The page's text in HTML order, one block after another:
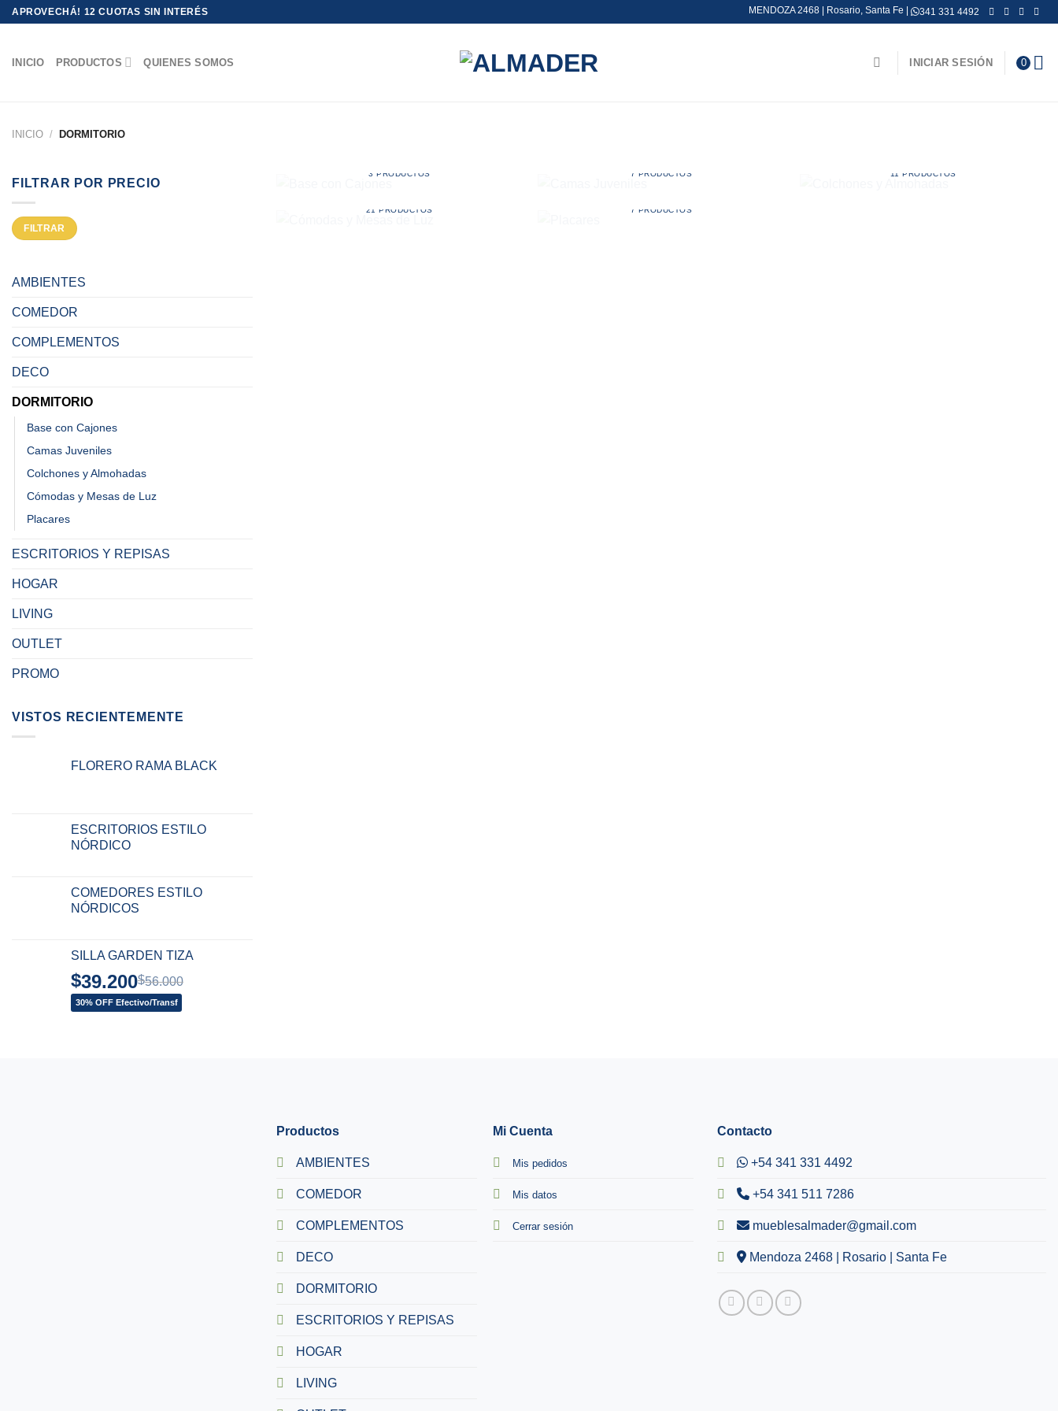
Saltar
APROVECHÁ! 12 CUOTAS SIN INTERÉS MENDOZA 2468 | Rosario, Santa Fe | 341 331 4492
INICIO PRODUCTOS QUIENES SOMOS INICIAR SESIÓN 0
INICIO / DORMITORIO
FILTRAR POR PRECIO
Precio
mínimo
Precio
máximo
FILTRAR
AMBIENTES
COMEDOR
COMPLEMENTOS
DECO
DORMITORIO
Base con Cajones
Camas Juveniles
Colchones y Almohadas
Cómodas y Mesas de Luz
Placares
ESCRITORIOS Y REPISAS
HOGAR
LIVING
OUTLET
PROMO
VISTOS RECIENTEMENTE
FLORERO RAMA BLACK
ESCRITORIOS ESTILO
NÓRDICO
COMEDORES ESTILO
NÓRDICOS
SILLA GARDEN TIZA
$39.200$56.000
30% OFF Efectivo/Transf
3 PRODUCTOS 7 PRODUCTOS 11 PRODUCTOS
21 PRODUCTOS 7 PRODUCTOS
Productos
AMBIENTES
COMEDOR
COMPLEMENTOS
DECO
DORMITORIO
ESCRITORIOS Y REPISAS
HOGAR
LIVING
Mi Cuenta
Mis pedidos
Mis datos
Cerrar sesión
Contacto
+54 341 331 4492
+54 341 511 7286
mueblesalmader@gmail.com
Mendoza 2468 | Rosario | Santa Fe